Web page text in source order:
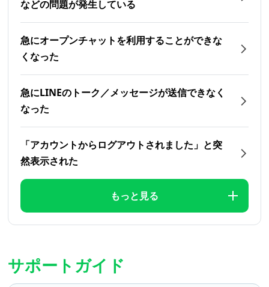
などの問題が発生している
急にオープンチャットを利用することができな
くなった
急にLINEのトーク／メッセージが送信できなく
なった
「アカウントからログアウトされました」と突
然表示された
もっと見る
サポートガイド